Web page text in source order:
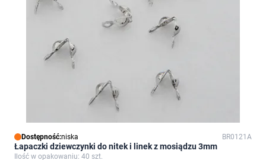
Dostępność:niska BR0121A
Łapaczki dziewczynki do nitek i linek z mosiądzu 3mm
Ilość w opakowaniu: 40 szt.